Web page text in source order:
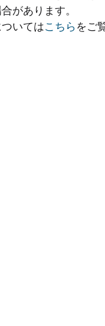
があります。
いてはこちら をご